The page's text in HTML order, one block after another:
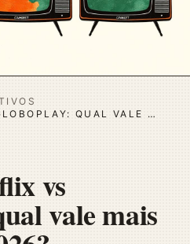
QUAL VALE …
vs
vale mais